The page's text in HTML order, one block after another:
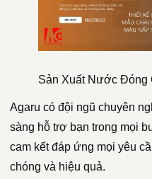
Sản Xuất Nước Đóng
Agaru có đội ngũ chuyên
sàng hỗ trợ bạn trong mọi
cam kết đáp ứng mọi yêu
chóng và hiệu quả.